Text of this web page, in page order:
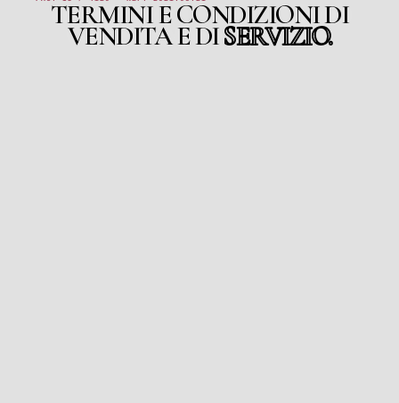
TERMINI E CONDIZIONI DI
VENDITA E DISERVIZIO.